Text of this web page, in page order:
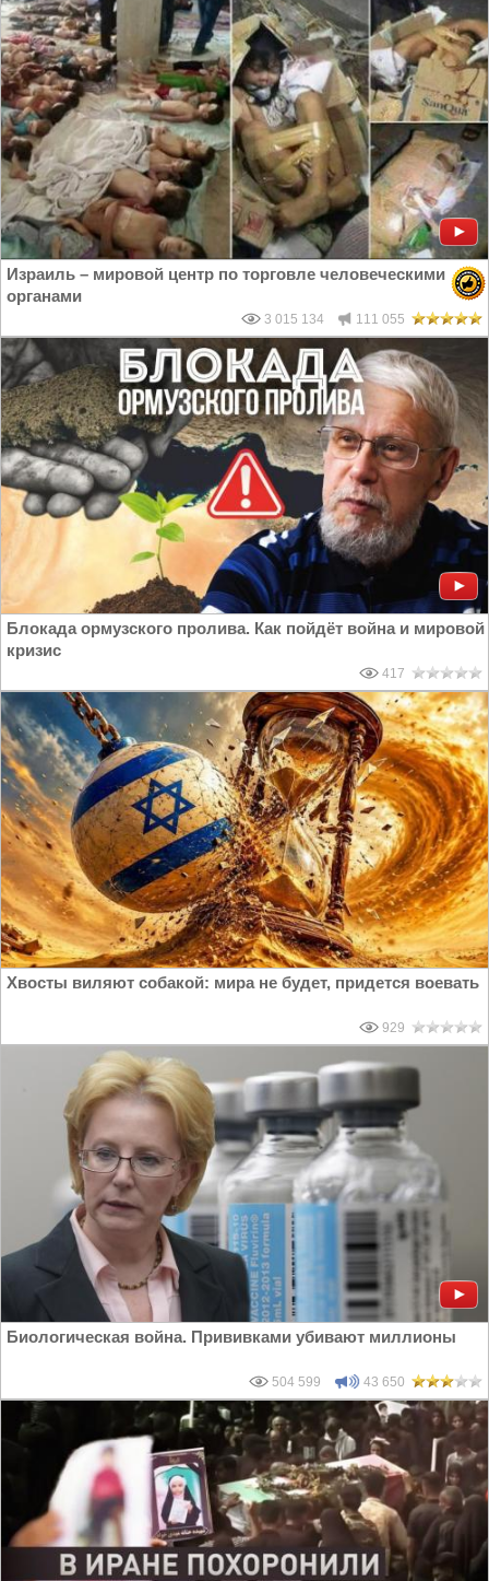
Израиль – мировой центр по торговле человеческими
органами
3 015 134 111 055
Блокада ормузского пролива. Как пойдёт война и мировой
кризис
417
Хвосты виляют собакой: мира не будет, придется воевать
929
Биологическая война. Прививками убивают миллионы
504 599 43 650